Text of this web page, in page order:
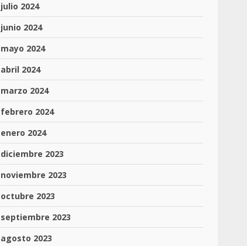
julio 2024
junio 2024
mayo 2024
abril 2024
marzo 2024
febrero 2024
enero 2024
diciembre 2023
noviembre 2023
octubre 2023
septiembre 2023
agosto 2023